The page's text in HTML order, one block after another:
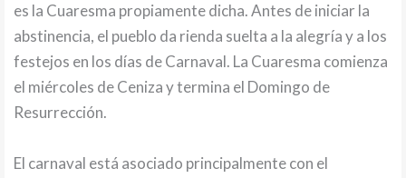
es la Cuaresma propiamente dicha. Antes de iniciar la
abstinencia, el pueblo da rienda suelta a la alegría y a los
festejos en los días de Carnaval. La Cuaresma comienza
el miércoles de Ceniza y termina el Domingo de
Resurrección.
El carnaval está asociado principalmente con el